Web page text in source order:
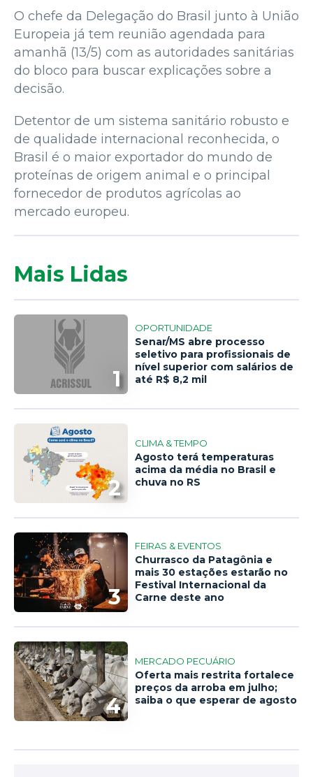
O chefe da Delegação do Brasil junto à União
Europeia já tem reunião agendada para
amanhã (13/5) com as autoridades sanitárias
do bloco para buscar explicações sobre a
decisão.
Detentor de um sistema sanitário robusto e
de qualidade internacional reconhecida, o
Brasil é o maior exportador do mundo de
proteínas de origem animal e o principal
fornecedor de produtos agrícolas ao
mercado europeu.
Mais Lidas
1
OPORTUNIDADE
Senar/MS abre processo
seletivo para profissionais de
nível superior com salários de
até R$ 8,2 mil
2
CLIMA & TEMPO
Agosto terá temperaturas
acima da média no Brasil e
chuva no RS
3
FEIRAS & EVENTOS
Churrasco da Patagônia e
mais 30 estações estarão no
Festival Internacional da
Carne deste ano
4
MERCADO PECUÁRIO
Oferta mais restrita fortalece
preços da arroba em julho;
saiba o que esperar de agosto